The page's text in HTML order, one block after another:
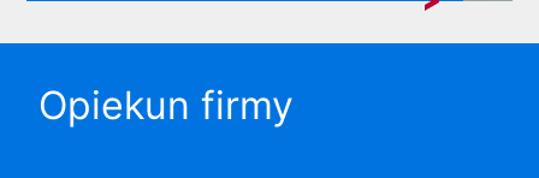
Opiekun firmy